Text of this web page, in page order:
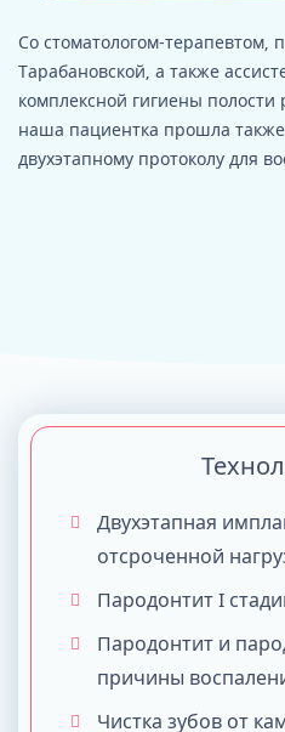
Со стоматологом-терапевтом,
Тарабановской, а также
комплексной гигиены полости
наша пациентка прошла
двухэтапному протоколу для
Двухэтапная
отсроченной
Пародонтит I
Пародонтит и
причины
Чистка зубов от